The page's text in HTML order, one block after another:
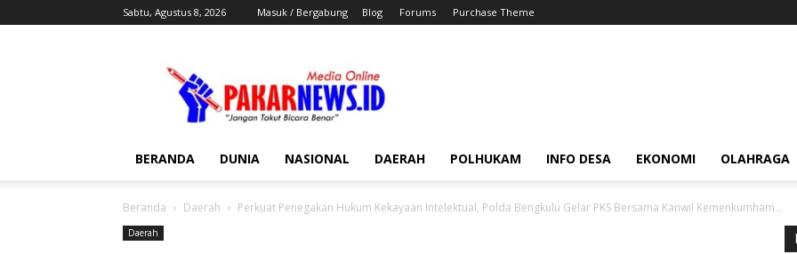
Sabtu, Agustus 8, 2026 Masuk / Bergabung Blog Forums Purchase Theme
BERANDA DUNIA NASIONAL DAERAH POLHUKAM INFO DESA EKONOMI OLAHRAGA
Beranda Daerah Perkuat Penegakan Hukum Kekayaan Intelektual, Polda Bengkulu Gelar PKS Bersama Kanwil Kemenkumham...
Daerah